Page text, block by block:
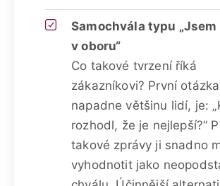
Samochvála typu
v oboru“
Co takové tvrzení říká
zákazníkovi? První
napadne většinu lidí, je:
rozhodl, že je nejlepší?“
takové zprávy ji snadno
vyhodnotit jako